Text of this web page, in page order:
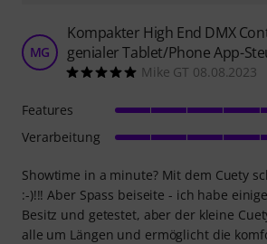
MG
Kompakter High End DMX
genialer Tablet/Phone App-
Mike GT 08.08.2023
Showtime in a minute? Mit dem Cuety
:-)!!! Aber Spass beiseite - ich habe
Besitz und getestet, aber der kleine
alle um Längen und ermöglicht die
Features
Verarbeitung